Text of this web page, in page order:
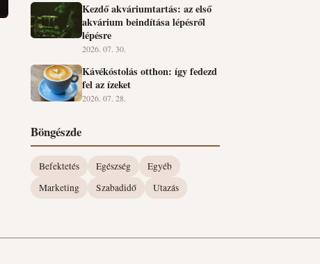
Kezdő akváriumtartás: az első
akvárium beindítása lépésről
lépésre
2026. 07. 30.
Kávékóstolás otthon: így fedezd
fel az ízeket
2026. 07. 28.
Böngészde
Befektetés Egészség
Egyéb
Marketing
Szabadidő Utazás